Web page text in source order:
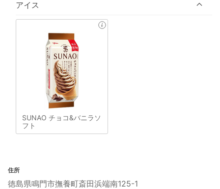
アイス
SUNAO チョコ&バニラソ
フト
住所
徳島県鳴門市撫養町斎田浜端南125-1